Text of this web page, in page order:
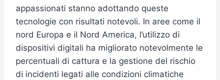
appassionati stanno adottando queste
tecnologie con risultati notevoli. In aree come il
nord Europa e il Nord America, l’utilizzo di
dispositivi digitali ha migliorato notevolmente le
percentuali di cattura e la gestione del rischio
di incidenti legati alle condizioni climatiche